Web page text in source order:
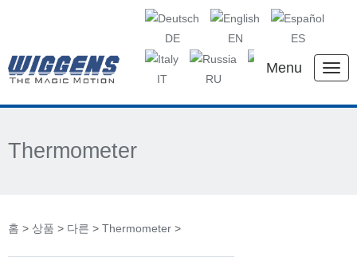
DE EN ES
IT RU CN
Menu
Thermometer
홈 > 상품 > 다른 > Thermometer >